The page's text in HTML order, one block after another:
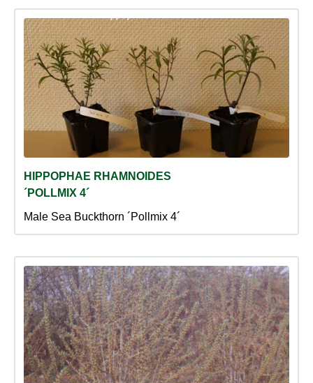
HIPPOPHAE RHAMNOIDES
´POLLMIX 4´
Male Sea Buckthorn ´Pollmix 4´